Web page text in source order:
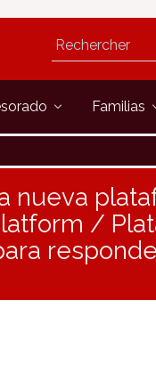
Familias
nueva
/